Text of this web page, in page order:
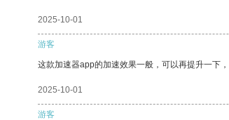
2025-10-01
游客
这款加速器app的加速效果一般，可以再提升一下
2025-10-01
游客